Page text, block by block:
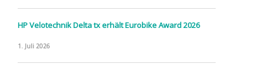
HP Velotechnik Delta tx erhält Eurobike Award 2026
1. Juli 2026